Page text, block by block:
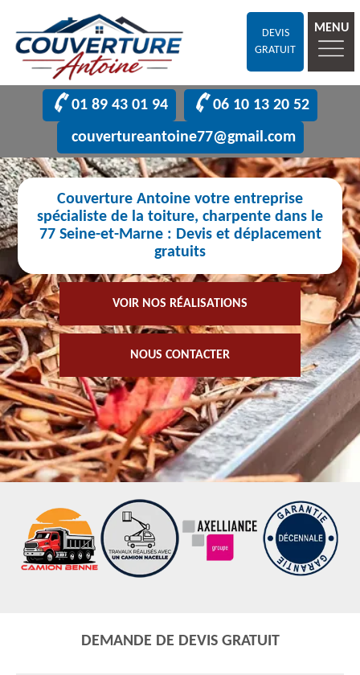
DEVIS
GRATUIT
MENU
01 89 43 01 94
06 10 13 20 52
couvertureantoine77@gmail.com
Couverture Antoine votre entreprise
spécialiste de la toiture, charpente dans le
77 Seine-et-Marne : Devis et déplacement
gratuits
VOIR NOS RÉALISATIONS
NOUS CONTACTER
DEMANDE DE DEVIS GRATUIT